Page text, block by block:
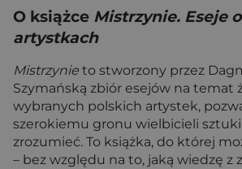
O książce Mistrzynie. Eseje
artystkach
Mistrzynie to stworzony przez
Szymańską zbiór esejów na temat
wybranych polskich artystek,
szerokiemu gronu wielbicieli sztuki
zrozumieć. To książka, do której
– bez względu na to, jaką wiedzę z